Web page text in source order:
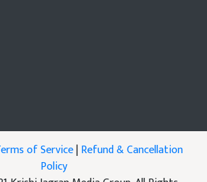
of Service|Refund & Cancellation
Policy